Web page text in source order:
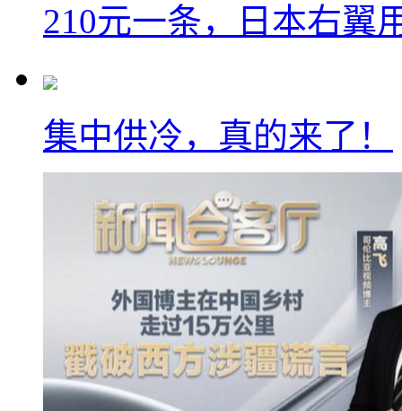
210元一条，日本右翼
集中供冷，真的来了！